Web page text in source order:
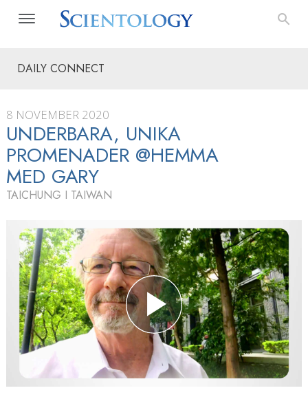
DAILY CONNECT
8 NOVEMBER 2020
UNDERBARA, UNIKA
PROMENADER @HEMMA
MED GARY
TAICHUNG I TAIWAN